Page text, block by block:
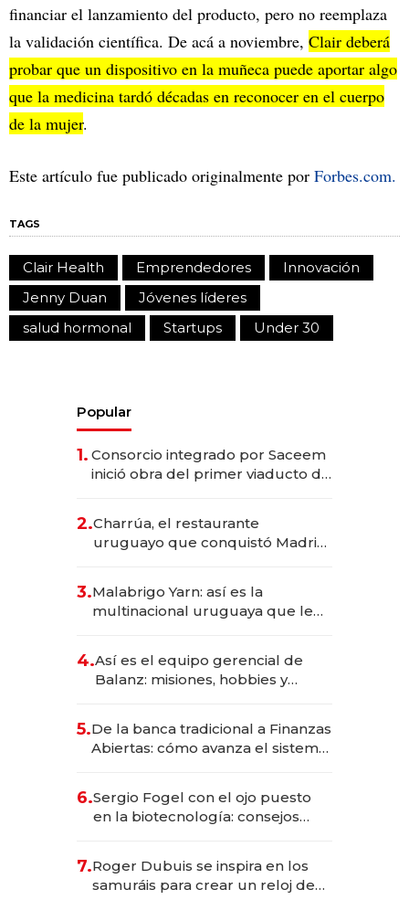
financiar el lanzamiento del producto, pero no reemplaza
la validación científica. De acá a noviembre, Clair deberá
probar que un dispositivo en la muñeca puede aportar algo
que la medicina tardó décadas en reconocer en el cuerpo
de la mujer.
Este artículo fue publicado originalmente por Forbes.com.
TAGS
Clair Health Emprendedores
Innovación
Jenny Duan
Jóvenes líderes
salud hormonal
Startups Under 30
Popular
1. Consorcio integrado por Saceem
inició obra del primer viaducto de
millones
2.Charrúa, el restaurante
uruguayo que conquistó Madrid:
anticipación y prepara apertura
3.Malabrigo Yarn: así es la
multinacional uruguaya que le
4.Así es el equipo gerencial de
Balanz: misiones, hobbies y
5.De la banca tradicional a Finanzas
Abiertas: cómo avanza el sistema
6.Sergio Fogel con el ojo puesto
en la biotecnología: consejos
rol de la IA
7.Roger Dubuis se inspira en los
samuráis para crear un reloj de